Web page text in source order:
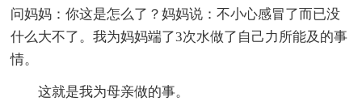
问妈妈：你这是怎么了？妈妈说：不小心感冒了而已没
什么大不了。我为妈妈端了3次水做了自己力所能及的事
情。
这就是我为母亲做的事。